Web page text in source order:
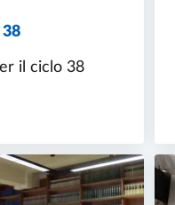
38
il ciclo 38
CICLO 38